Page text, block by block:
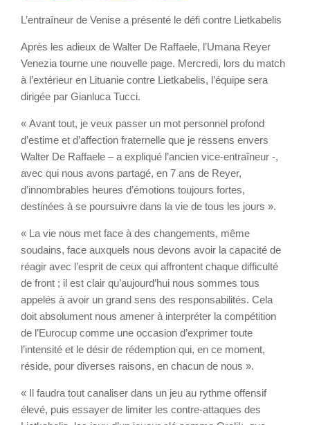
L’entraîneur de Venise a présenté le défi contre Lietkabelis
Après les adieux de Walter De Raffaele, l’Umana Reyer
Venezia tourne une nouvelle page. Mercredi, lors du match
à l’extérieur en Lituanie contre Lietkabelis, l’équipe sera
dirigée par Gianluca Tucci.
« Avant tout, je veux passer un mot personnel profond
d’estime et d’affection fraternelle que je ressens envers
Walter De Raffaele – a expliqué l’ancien vice-entraîneur -,
avec qui nous avons partagé, en 7 ans de Reyer,
d’innombrables heures d’émotions toujours fortes,
destinées à se poursuivre dans la vie de tous les jours ».
« La vie nous met face à des changements, même
soudains, face auxquels nous devons avoir la capacité de
réagir avec l’esprit de ceux qui affrontent chaque difficulté
de front ; il est clair qu’aujourd’hui nous sommes tous
appelés à avoir un grand sens des responsabilités. Cela
doit absolument nous amener à interpréter la compétition
de l’Eurocup comme une occasion d’exprimer toute
l’intensité et le désir de rédemption qui, en ce moment,
réside, pour diverses raisons, en chacun de nous ».
« Il faudra tout canaliser dans un jeu au rythme offensif
élevé, puis essayer de limiter les contre-attaques des